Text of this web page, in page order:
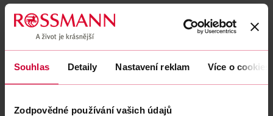
Souhlas Detaily Nastavení reklam Více o cookies
Zodpovědné používání vašich údajů